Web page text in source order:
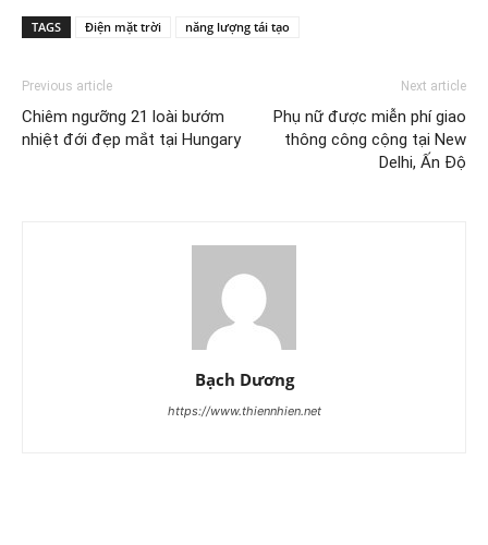
TAGS Điện mặt trời năng lượng tái tạo
Previous article
Chiêm ngưỡng 21 loài bướm
nhiệt đới đẹp mắt tại Hungary
Next article
Phụ nữ được miễn phí giao
thông công cộng tại New
Delhi, Ấn Độ
Bạch Dương
https://www.thiennhien.net